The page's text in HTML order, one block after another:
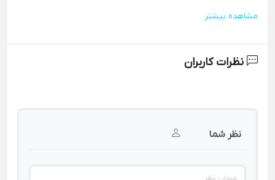
مشاهده بیشتر
نظرات کاربران
نظر شما